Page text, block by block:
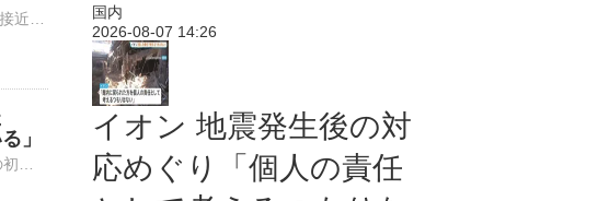
」
国内
2026-08-07 14:26
イオン 地震発生後の対
応めぐり「個人の責任